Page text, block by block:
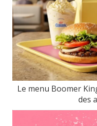
Le menu Boomer
des